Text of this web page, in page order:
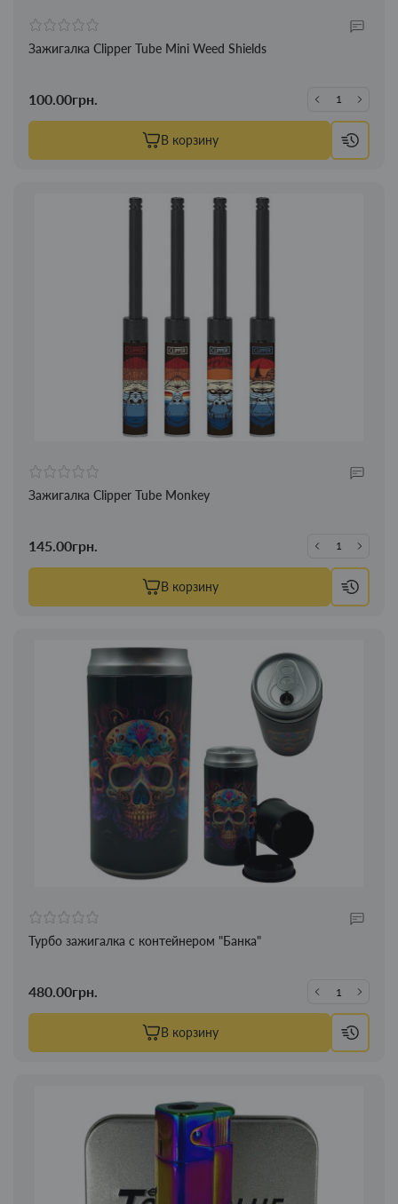
Зажигалка Clipper Tube Mini Weed Shields
100.00грн.
В корзину
Зажигалка Clipper Tube Monkey
145.00грн.
В корзину
Турбо зажигалка с контейнером "Банка"
480.00грн.
В корзину